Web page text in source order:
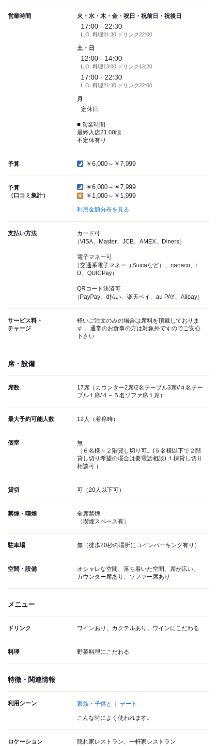
営業時間 火・水・木・金・祝日・祝前日・祝後日
17:00 - 22:30
L.O. 料理21:30 ドリンク22:00
土・日
12:00 - 14:00
L.O. 料理13:00 ドリンク13:20
17:00 - 22:30
L.O. 料理21:30 ドリンク22:00
月
定休日
■ 営業時間
最終入店21:00頃
不定休有り
予算 ￥6,000～￥7,999
予算
（口コミ集計）
￥6,000～￥7,999
￥1,000～￥1,999
利用金額分布を見る
支払い方法
カード可
（VISA、Master、JCB、AMEX、Diners）
電子マネー可
（交通系電子マネー（Suicaなど）、nanaco、i
D、QUICPay）
QRコード決済可
（PayPay、d払い、楽天ペイ、au PAY、Alipay）
サービス料・
チャージ
軽いご注文のみの場合は席料を頂戴しておりま
す 。通常のお食事の方は対象外ですのでご安心
下さい
席・設備
席数
17席（カウンター2席/2名テーブル3席//４名テー
ブル１席/４～５名ソファ席１席）
最大予約可能人数 12人（着席時）
個室
無
（６名様～２階貸し切り可。(５名様以下で２階
貸し切り希望の場合は要電話相談) １棟貸し切り
相談可 ）
貸切 可（20人以下可）
禁煙・喫煙
全席禁煙
（喫煙スペース有）
駐車場 無（徒歩20秒の場所にコインパーキング有り）
空間・設備
オシャレな空間、落ち着いた空間、席が広い、
カウンター席あり、ソファー席あり
メニュー
ドリンク ワインあり、カクテルあり、ワインにこだわる
料理 野菜料理にこだわる
特徴・関連情報
利用シーン 家族・子供と デート
こんな時によく使われます。
ロケーション 隠れ家レストラン、一軒家レストラン